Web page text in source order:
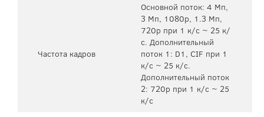
Частота кадров
Основной поток: 4 Mп,
3 Мп, 1080p, 1.3 Mп,
720p при 1 к/с ~ 25 к/
с. Дополнительный
поток 1: D1, CIF при 1
к/с ~ 25 к/с.
Дополнительный поток
2: 720p при 1 к/с ~ 25
к/с